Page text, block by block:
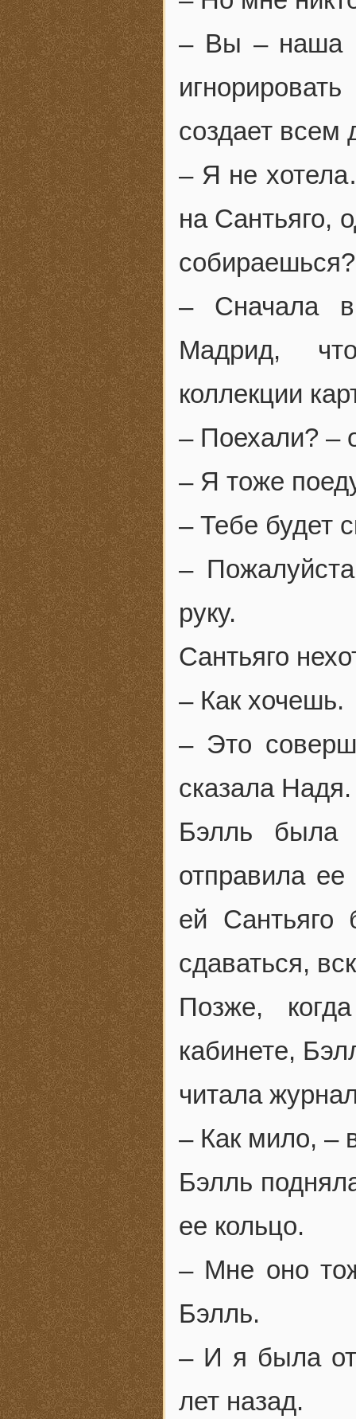
– Вы – наша
создает всем
– Я не
на Сантьяго,
собираешься?
– Сначала в
Мадрид,
коллекции
– Поехали? –
– Я тоже
– Тебе будет
–
руку.
Сантьяго
– Как хочешь.
– Это
сказала Надя.
Бэлль была
отправила
ей
сдаваться,
Позже,
кабинете,
читала
– Как мило, –
Бэлль
ее кольцо.
– Мне оно
Бэлль.
– И я была от
лет назад.